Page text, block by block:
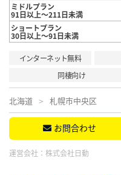
ミドルプラン
91日以上～211日未満
ショートプラン
30日以上～91日未満
インターネット無料
同棲向け
北海道 札幌市中央区
お問合わせ
運営会社： 株式会社日動